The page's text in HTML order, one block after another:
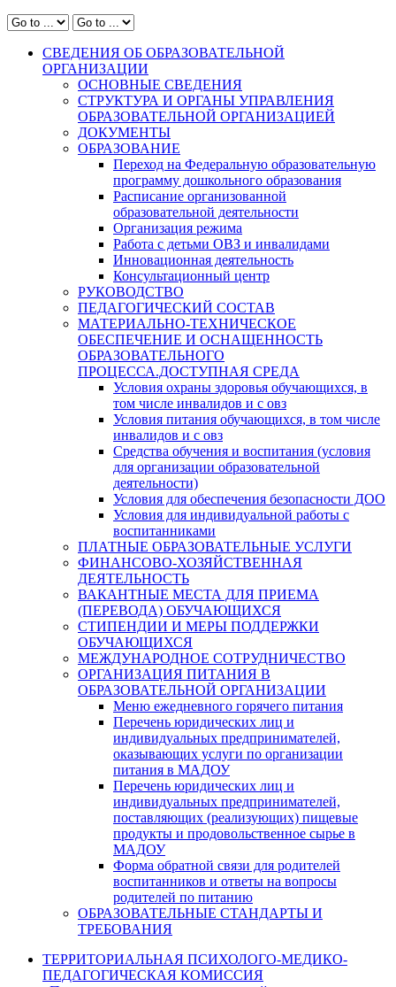
СВЕДЕНИЯ ОБ ОБРАЗОВАТЕЛЬНОЙ
ОРГАНИЗАЦИИ
ОСНОВНЫЕ СВЕДЕНИЯ
СТРУКТУРА И ОРГАНЫ УПРАВЛЕНИЯ
ОБРАЗОВАТЕЛЬНОЙ ОРГАНИЗАЦИЕЙ
ДОКУМЕНТЫ
ОБРАЗОВАНИЕ
Переход на Федеральную образовательную
программу дошкольного образования
Расписание организованной
образовательной деятельности
Организация режима
Работа с детьми ОВЗ и инвалидами
Инновационная деятельность
Консультационный центр
РУКОВОДСТВО
ПЕДАГОГИЧЕСКИЙ СОСТАВ
МАТЕРИАЛЬНО-ТЕХНИЧЕСКОЕ
ОБЕСПЕЧЕНИЕ И ОСНАЩЕННОСТЬ
ОБРАЗОВАТЕЛЬНОГО
ПРОЦЕССА.ДОСТУПНАЯ СРЕДА
Условия охраны здоровья обучающихся, в
том числе инвалидов и с овз
Условия питания обучающихся, в том числе
инвалидов и с овз
Средства обучения и воспитания (условия
для организации образовательной
деятельности)
Условия для обеспечения безопасности ДОО
Условия для индивидуальной работы с
воспитанниками
ПЛАТНЫЕ ОБРАЗОВАТЕЛЬНЫЕ УСЛУГИ
ФИНАНСОВО-ХОЗЯЙСТВЕННАЯ
ДЕЯТЕЛЬНОСТЬ
ВАКАНТНЫЕ МЕСТА ДЛЯ ПРИЕМА
(ПЕРЕВОДА) ОБУЧАЮЩИХСЯ
СТИПЕНДИИ И МЕРЫ ПОДДЕРЖКИ
ОБУЧАЮЩИХСЯ
МЕЖДУНАРОДНОЕ СОТРУДНИЧЕСТВО
ОРГАНИЗАЦИЯ ПИТАНИЯ В
ОБРАЗОВАТЕЛЬНОЙ ОРГАНИЗАЦИИ
Меню ежедневного горячего питания
Перечень юридических лиц и
индивидуальных предпринимателей,
оказывающих услуги по организации
питания в МАДОУ
Перечень юридических лиц и
индивидуальных предпринимателей,
поставляющих (реализующих) пищевые
продукты и продовольственное сырье в
МАДОУ
Форма обратной связи для родителей
воспитанников и ответы на вопросы
родителей по питанию
ОБРАЗОВАТЕЛЬНЫЕ СТАНДАРТЫ И
ТРЕБОВАНИЯ
ТЕРРИТОРИАЛЬНАЯ ПСИХОЛОГО-МЕДИКО-
ПЕДАГОГИЧЕСКАЯ КОМИССИЯ